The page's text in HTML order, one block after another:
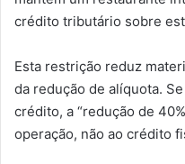
crédito tributário sobre
Esta restrição reduz
da redução de alíquota.
crédito, a “redução de
operação, não ao crédito